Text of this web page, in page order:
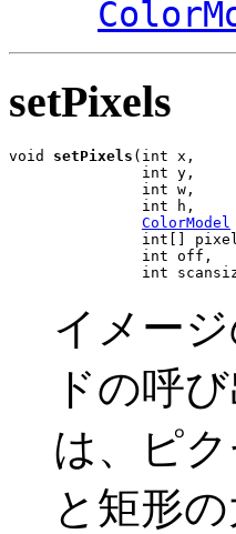
setPixels
void setPixels (int x,
               int y,
               int w,
               int h,
ColorModel
int[]
               int off,
int
イメー
ドの呼
は、ピ
と矩形